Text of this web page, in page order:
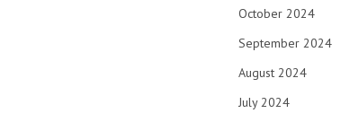
October 2024
September 2024
August 2024
July 2024